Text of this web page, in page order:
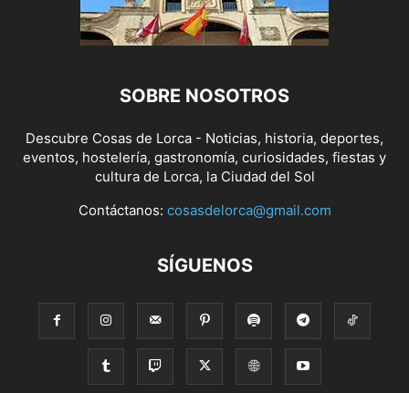
SOBRE NOSOTROS
Descubre Cosas de Lorca - Noticias, historia, deportes,
eventos, hostelería, gastronomía, curiosidades, fiestas y
cultura de Lorca, la Ciudad del Sol
Contáctanos: cosasdelorca@gmail.com
SÍGUENOS